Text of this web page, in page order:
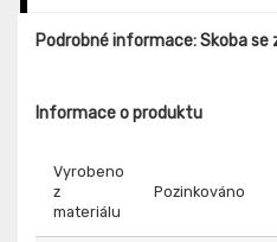
Podrobné informace: Skoba
Informace o produktu
Vyrobeno
z
materiálu
Pozinkováno